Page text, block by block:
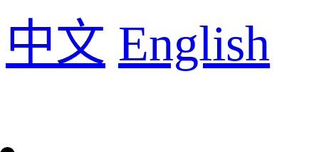
中文 English